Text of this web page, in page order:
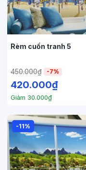
Rèm cuốn tranh 5
450.000₫ -7%
420.000₫
Giảm 30.000₫
-11%